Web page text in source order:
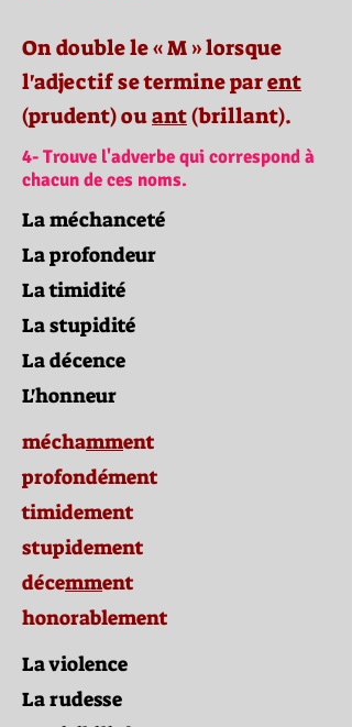
On double le « M » lorsque
l'adjectif se termine parent
(prudent) ouant(brillant).
4- Trouve l'adverbe qui correspond à
chacun de ces noms.
La méchanceté
La profondeur
La timidité
La stupidité
La décence
L'honneur
méchamment
profondément
timidement
stupidement
décemment
honorablement
La violence
La rudesse